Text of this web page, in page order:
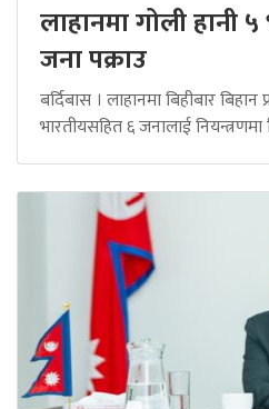
लाहानमा गोली हानी
जना पक्राउ
बर्दिबास । लाहानमा बिहीबार बिहान
भारतीयसहित ६ जनालाई